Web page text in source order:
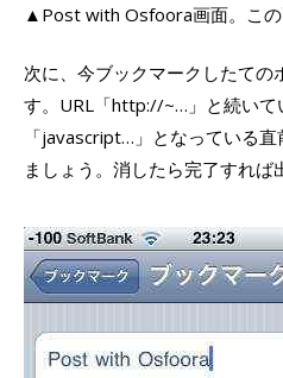
▲Post with Osfoora画面。この
次に、今ブックマークしたての
す。URL「http://~…」と続いて
「javascript…」となっている
ましょう。消したら完了すれば